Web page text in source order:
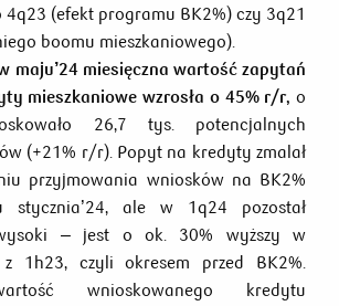
(efekt programu BK2%) czy 3q21
boomu mieszkaniowego).
maju’24 miesięczna wartość zapytań
mieszkaniowe wzrosła o 45% r/r, o
26,7 tys. potencjalnych
(+21% r/r). Popyt na kredyty zmalał
przyjmowania wniosków na BK2%
stycznia’24, ale w 1q24 pozostał
– jest o ok. 30% wyższy w
1h23, czyli okresem przed BK2%.
wnioskowanego kredytu